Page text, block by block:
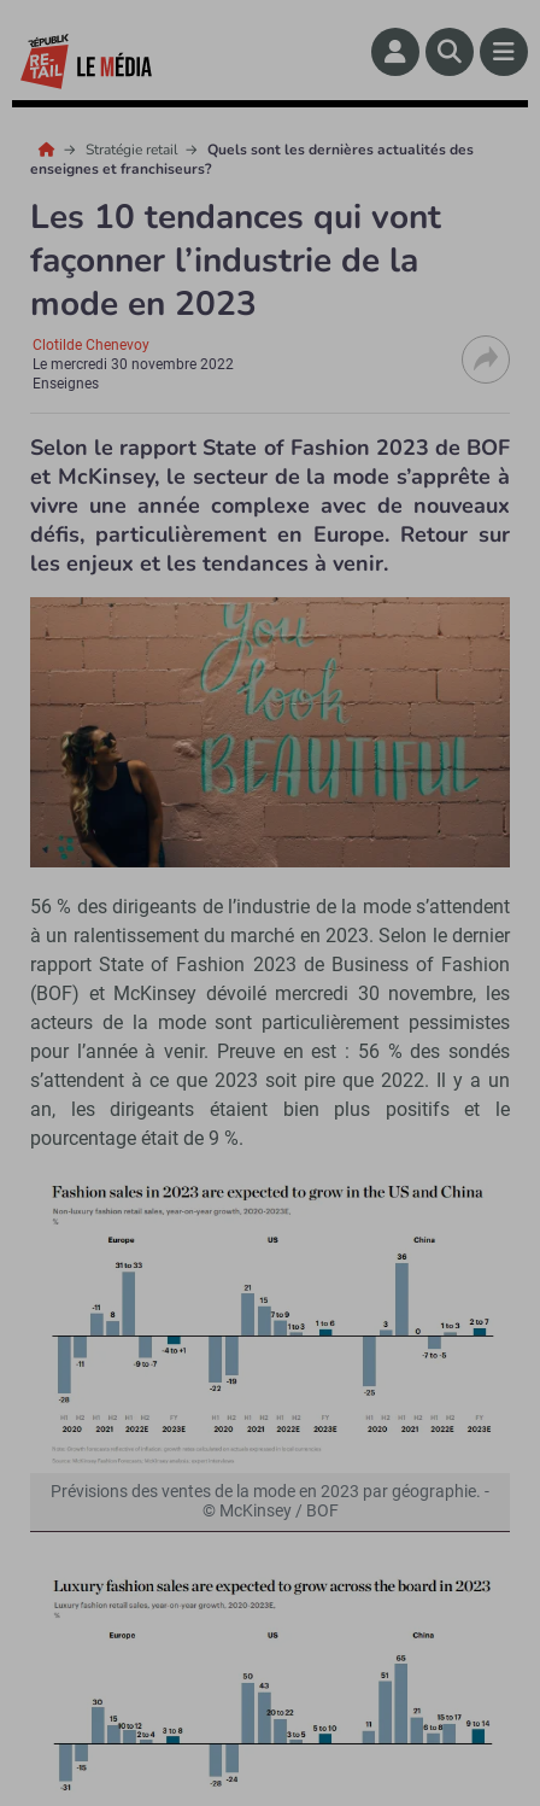
Stratégie retail
Quels sont les dernières actualités des
enseignes et franchiseurs?
Les 10 tendances qui vont
façonner l’industrie de la
mode en 2023
Clotilde Chenevoy
Lemercredi 30 novembre 2022
Enseignes
Selon le rapport State of Fashion 2023 de BOF
et McKinsey, le secteur de la mode s’apprête à
vivre une année complexe avec de nouveaux
défis, particulièrement en Europe. Retour sur
les enjeux et les tendances à venir.
56 % des dirigeants de l’industrie de la mode s’attendent
à un ralentissement du marché en 2023. Selon le dernier
rapport State of Fashion 2023 de Business of Fashion
(BOF) et McKinsey dévoilé mercredi 30 novembre, les
acteurs de la mode sont particulièrement pessimistes
pour l’année à venir. Preuve en est : 56 % des sondés
s’attendent à ce que 2023 soit pire que 2022. Il y a un
an, les dirigeants étaient bien plus positifs et le
pourcentage était de 9 %.
Prévisions des ventes de la mode en 2023 par géographie. -
© McKinsey / BOF